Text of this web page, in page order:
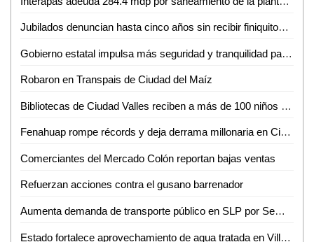
Jubilados denuncian hasta cinco años sin recibir finiquitos en SLP
Gobierno estatal impulsa más seguridad y tranquilidad para las y los potosinos
Robaron en Transpais de Ciudad del Maíz
Bibliotecas de Ciudad Valles reciben a más de 100 niños en sus talleres de primavera
Fenahuap rompe récords y deja derrama millonaria en Ciudad Valles: David Medina
Comerciantes del Mercado Colón reportan bajas ventas
Refuerzan acciones contra el gusano barrenador
Aumenta demanda de transporte público en SLP por Semana Santa y Pascua
Estado fortalece aprovechamiento de agua tratada en Villa de Reyes